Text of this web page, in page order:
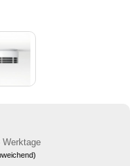
Werktage